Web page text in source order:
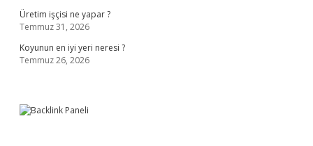
Üretim işçisi ne yapar ?
Temmuz 31, 2026
Koyunun en iyi yeri neresi ?
Temmuz 26, 2026